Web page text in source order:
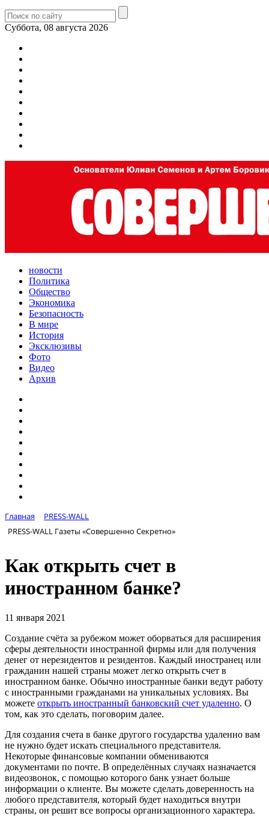
Суббота, 08 августа 2026
новости
Политика
Общество
Экономика
Безопасность
В мире
История
Эксклюзивы
Фото
Видео
Архив
Главная
PRESS-WALL
PRESS-WALL Газеты «Совершенно Секретно»
Как открыть счет в
иностранном банке?
11 января 2021
Создание счёта за рубежом может оборваться для расширения
сферы деятельности иностранной фирмы или для получения
денег от нерезидентов и резидентов. Каждый иностранец или
гражданин нашей страны может легко открыть счет в
иностранном банке. Обычно иностранные банки ведут работу
с иностранными гражданами на уникальных условиях. Вы
можете открыть иностранный банковский счет удаленно. О
том, как это сделать, поговорим далее.
Для создания счета в банке другого государства удаленно вам
не нужно будет искать специального представителя.
Некоторые финансовые компании обмениваются
документами по почте. В определённых случаях назначается
видеозвонок, с помощью которого банк узнает больше
информации о клиенте. Вы можете сделать доверенность на
любого представителя, который будет находиться внутри
страны, он решит все вопросы организационного характера.